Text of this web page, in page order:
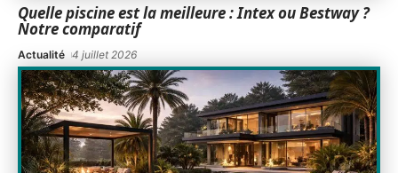
Quelle piscine est la meilleure : Intex ou Bestway ?
Notre comparatif
Actualité 4 juillet 2026